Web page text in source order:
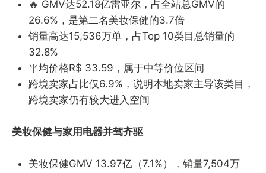
🔥 GMV达52.18亿雷亚尔，占全站总GMV的
26.6%，是第二名美妆保健的3.7倍
销量高达15,536万单，占Top 10类目总销量的
32.8%
平均价格R$ 33.59，属于中等价位区间
跨境卖家占比仅6.9%，说明本地卖家主导该类目，
跨境卖家仍有较大进入空间
美妆保健与家用电器并驾齐驱
美妆保健GMV 13.97亿（7.1%），销量7,504万